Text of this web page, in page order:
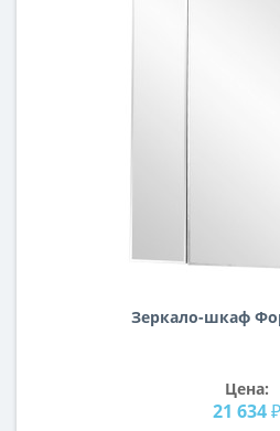
Зеркало-шкаф
Цена:
21 634 ₽